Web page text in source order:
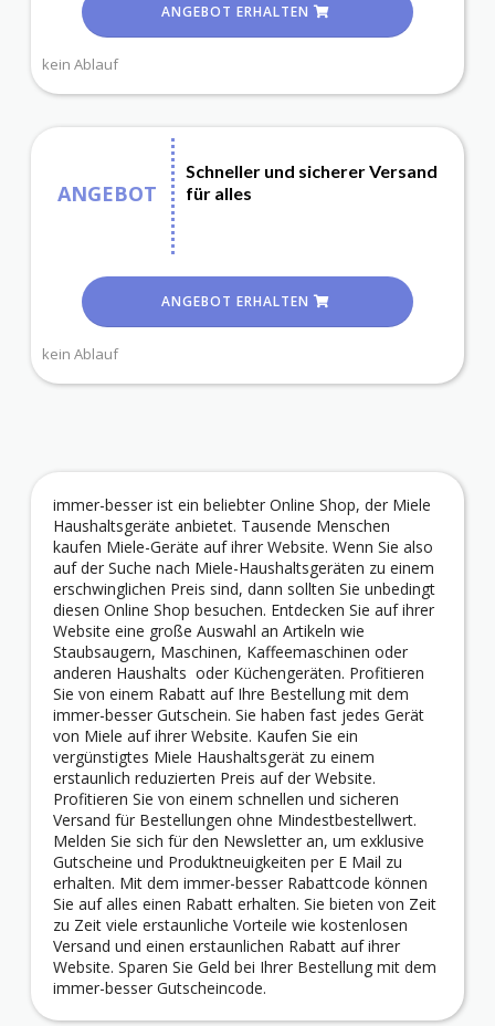
ANGEBOT ERHALTEN
kein Ablauf
ANGEBOT
Schneller und sicherer Versand
für alles
ANGEBOT ERHALTEN
kein Ablauf
immer-besser ist ein beliebter Online Shop, der Miele
Haushaltsgeräte anbietet. Tausende Menschen
kaufen Miele-Geräte auf ihrer Website. Wenn Sie also
auf der Suche nach Miele-Haushaltsgeräten zu einem
erschwinglichen Preis sind, dann sollten Sie unbedingt
diesen Online Shop besuchen. Entdecken Sie auf ihrer
Website eine große Auswahl an Artikeln wie
Staubsaugern, Maschinen, Kaffeemaschinen oder
anderen Haushalts oder Küchengeräten. Profitieren
Sie von einem Rabatt auf Ihre Bestellung mit dem
immer-besser Gutschein. Sie haben fast jedes Gerät
von Miele auf ihrer Website. Kaufen Sie ein
vergünstigtes Miele Haushaltsgerät zu einem
erstaunlich reduzierten Preis auf der Website.
Profitieren Sie von einem schnellen und sicheren
Versand für Bestellungen ohne Mindestbestellwert.
Melden Sie sich für den Newsletter an, um exklusive
Gutscheine und Produktneuigkeiten per E Mail zu
erhalten. Mit dem immer-besser Rabattcode können
Sie auf alles einen Rabatt erhalten. Sie bieten von Zeit
zu Zeit viele erstaunliche Vorteile wie kostenlosen
Versand und einen erstaunlichen Rabatt auf ihrer
Website. Sparen Sie Geld bei Ihrer Bestellung mit dem
immer-besser Gutscheincode.